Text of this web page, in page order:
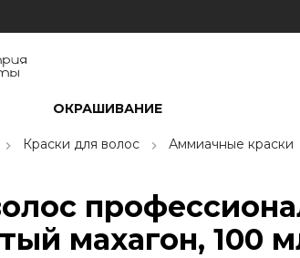
ОКРАШИВАНИЕ
Краски для волос Аммиачные краски
махагон, 100